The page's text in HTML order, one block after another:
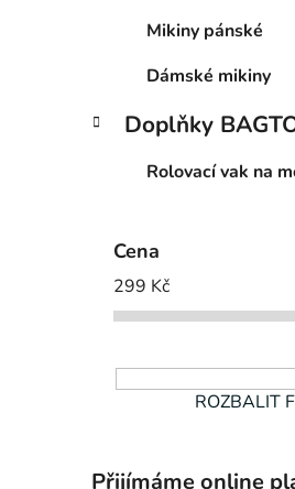
Mikiny pánské
Dámské mikiny
Doplňky
Rolovací vak na
Cena
299 Kč
ROZBALIT
Přijímáme online